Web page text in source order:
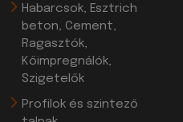
Habarcsok, Esztrich
beton, Cement,
Ragasztók,
Kőimpregnálók,
Szigetelők
Profilok és szintező